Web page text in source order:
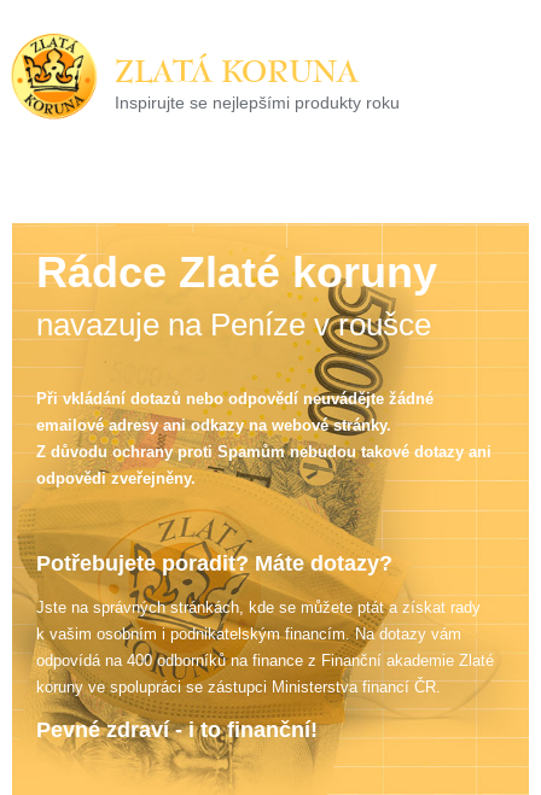
ZLATÁ KORUNA
Inspirujte se nejlepšími produkty roku
Rádce Zlaté koruny
navazuje na Peníze v roušce
Při vkládání dotazů nebo odpovědí neuvádějte žádné
emailové adresy ani odkazy na webové stránky.
Z důvodu ochrany proti Spamům nebudou takové dotazy ani
odpovědi zveřejněny.
Potřebujete poradit? Máte dotazy?
Jste na správných stránkách, kde se můžete ptát a získat rady
k vašim osobním i podnikatelským financím. Na dotazy vám
odpovídá na 400 odborníků na finance z Finanční akademie Zlaté
korunyve spolupráci se zástupci Ministerstva financí ČR.
Pevné zdraví - i to finanční!